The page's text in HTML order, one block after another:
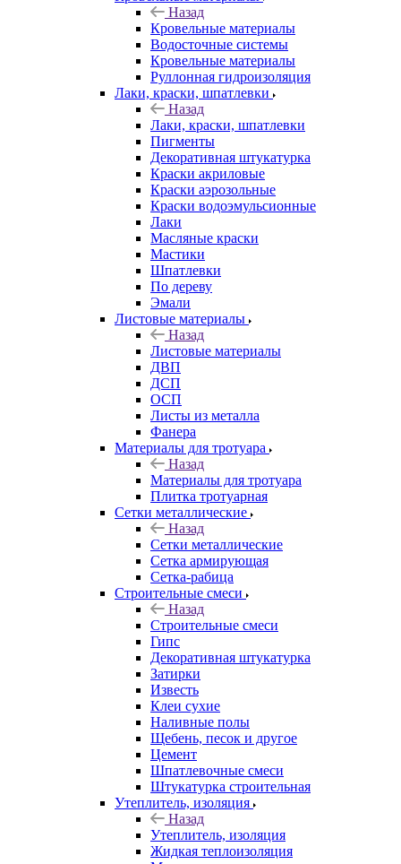
Назад
Кровельные материалы
Водосточные системы
Кровельные материалы
Руллонная гидроизоляция
Лаки, краски, шпатлевки
Назад
Лаки, краски, шпатлевки
Пигменты
Декоративная штукатурка
Краски акриловые
Краски аэрозольные
Краски водоэмульсионные
Лаки
Масляные краски
Мастики
Шпатлевки
По дереву
Эмали
Листовые материалы
Назад
Листовые материалы
ДВП
ДСП
ОСП
Листы из металла
Фанера
Материалы для тротуара
Назад
Материалы для тротуара
Плитка тротуарная
Сетки металлические
Назад
Сетки металлические
Сетка армирующая
Сетка-рабица
Строительные смеси
Назад
Строительные смеси
Гипс
Декоративная штукатурка
Затирки
Известь
Клеи сухие
Наливные полы
Щебень, песок и другое
Цемент
Шпатлевочные смеси
Штукатурка строительная
Утеплитель, изоляция
Назад
Утеплитель, изоляция
Жидкая теплоизоляция